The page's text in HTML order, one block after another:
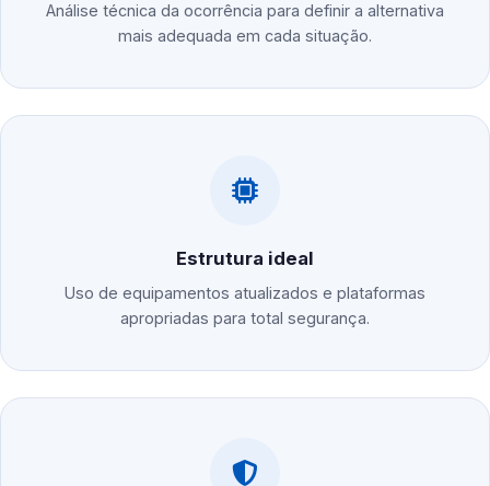
Análise técnica da ocorrência para definir a alternativa
mais adequada em cada situação.
Estrutura ideal
Uso de equipamentos atualizados e plataformas
apropriadas para total segurança.